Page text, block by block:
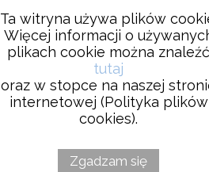
Ta witryna używa plików
Więcej informacji o
plikach cookie można znaleźć
tutaj
oraz w stopce na naszej
internetowej (Polityka plików
cookies).
Zgadzam się
in
new
window